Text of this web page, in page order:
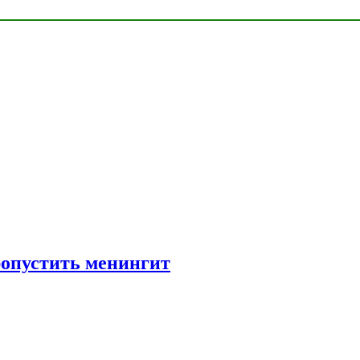
менингит